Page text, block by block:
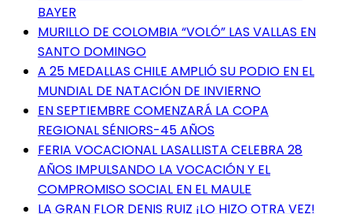
BAYER
MURILLO DE COLOMBIA “VOLÓ” LAS VALLAS EN
SANTO DOMINGO
A 25 MEDALLAS CHILE AMPLIÓ SU PODIO EN EL
MUNDIAL DE NATACIÓN DE INVIERNO
EN SEPTIEMBRE COMENZARÁ LA COPA
REGIONAL SÉNIORS-45 AÑOS
FERIA VOCACIONAL LASALLISTA CELEBRA 28
AÑOS IMPULSANDO LA VOCACIÓN Y EL
COMPROMISO SOCIAL EN EL MAULE
LA GRAN FLOR DENIS RUIZ ¡LO HIZO OTRA VEZ!